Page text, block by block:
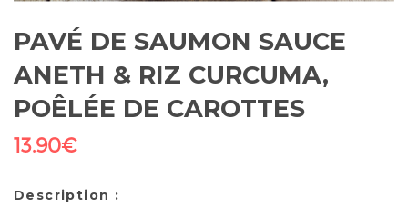
PAVÉ DE SAUMON SAUCE
ANETH & RIZ CURCUMA,
POÊLÉE DE CAROTTES
13.90€
Description :